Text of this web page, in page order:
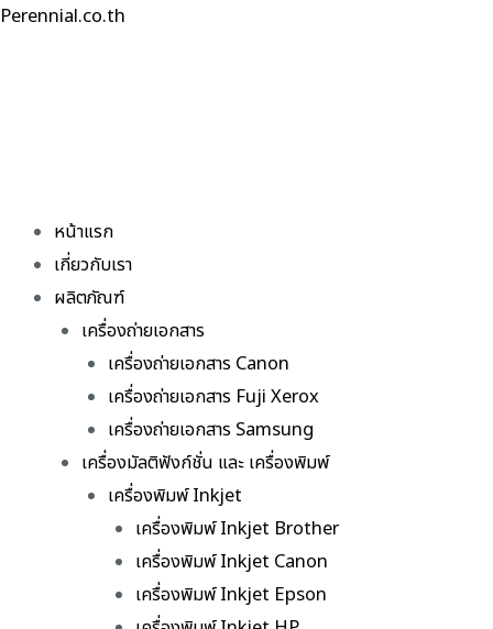
Skip
Perennial.co.th
หน้าแรก
เกี่ยวกับเรา
ผลิตภัณฑ์
เครื่องถ่ายเอกสาร
เครื่องถ่ายเอกสาร Canon
เครื่องถ่ายเอกสาร Fuji Xerox
เครื่องถ่ายเอกสาร Samsung
เครื่องมัลติฟังก์ชั่น และ เครื่องพิมพ์
เครื่องพิมพ์ Inkjet
เครื่องพิมพ์ Inkjet Brother
เครื่องพิมพ์ Inkjet Canon
เครื่องพิมพ์ Inkjet Epson